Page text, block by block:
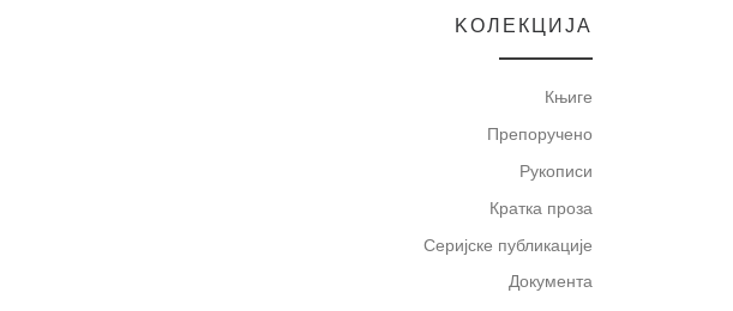
KOЛЕКЦИЈА
Књиге
Препоручено
Рукописи
Кратка проза
Серијске публикације
Документа